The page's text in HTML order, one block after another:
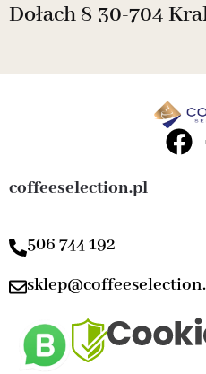
Dołach 8 30-704
coffeeselection.pl
506 744 192